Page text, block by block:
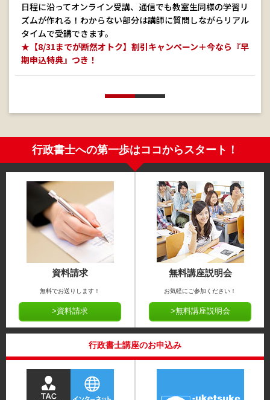
日程に沿ってオンライン受講、通信でも教室生同様の学習リ
ズムが作れる！わからない部分は講師に質問しながらリアル
タイムで受講できます。
★【8/31までが断然オトク】割引キャンペーン＋今なら『早
期申込特典』つき！
行政書士への第一歩はココからスタート！
資料請求
無料でお送りします！
>資料請求
無料講座説明会
お気軽にご参加ください！
>無料講座説明会
行政書士講座のお申込み